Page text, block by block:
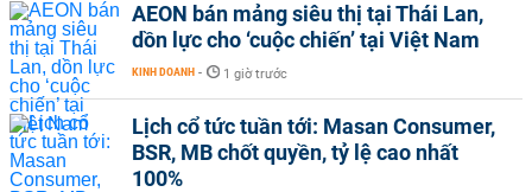
AEON bán mảng siêu thị tại Thái Lan,
dồn lực cho ‘cuộc chiến’ tại Việt Nam
KINH DOANH - 1 giờ trước
Lịch cổ tức tuần tới: Masan Consumer,
BSR, MB chốt quyền, tỷ lệ cao nhất
100%